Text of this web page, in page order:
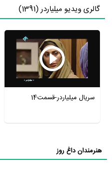
گالری ویدیو میلیاردر (1391)
سریال میلیاردر-قسمت14
هنرمندان داغ روز